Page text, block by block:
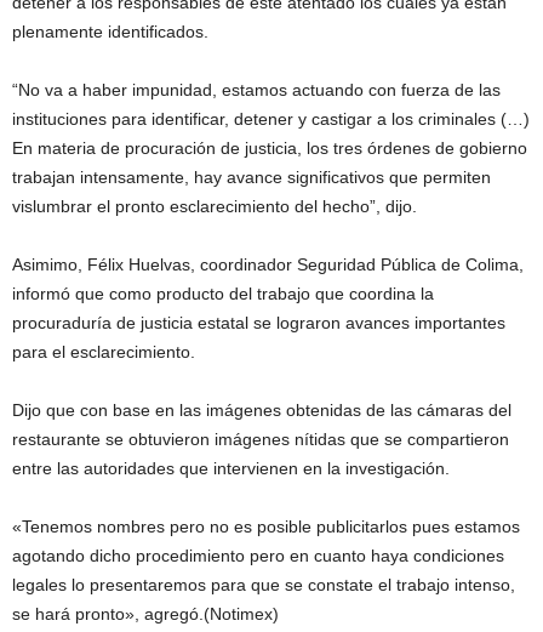
plenamente identificados.
“No va a haber impunidad, estamos actuando con fuerza de las
instituciones para identificar, detener y castigar a los criminales (…)
En materia de procuración de justicia, los tres órdenes de gobierno
trabajan intensamente, hay avance significativos que permiten
vislumbrar el pronto esclarecimiento del hecho”, dijo.
Asimimo, Félix Huelvas, coordinador Seguridad Pública de Colima,
informó que como producto del trabajo que coordina la
procuraduría de justicia estatal se lograron avances importantes
para el esclarecimiento.
Dijo que con base en las imágenes obtenidas de las cámaras del
restaurante se obtuvieron imágenes nítidas que se compartieron
entre las autoridades que intervienen en la investigación.
«Tenemos nombres pero no es posible publicitarlos pues estamos
agotando dicho procedimiento pero en cuanto haya condiciones
legales lo presentaremos para que se constate el trabajo intenso,
se hará pronto», agregó.(Notimex)